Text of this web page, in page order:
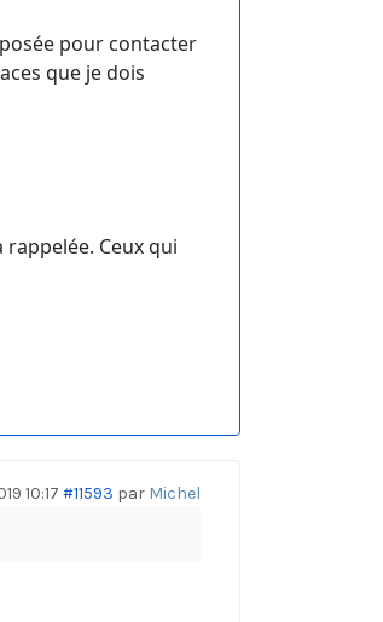
pour contacter
que je dois
Ceux qui
10:17 #11593 par Michel